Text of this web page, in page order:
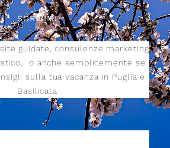
SCRIVIMI
guidate, consulenze marketing
o anche semplicemente se
sulla tua vacanza in Puglia e
Basilicata